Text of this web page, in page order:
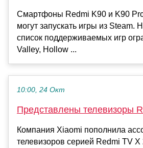
Смартфоны Redmi K90 и K90
могут запускать игры из
список поддерживаемых игр
Valley, Hollow ...
10:00, 24 Окт
Представлены телевизоры
Компания Xiaomi пополнила
телевизоров серией Redmi TV